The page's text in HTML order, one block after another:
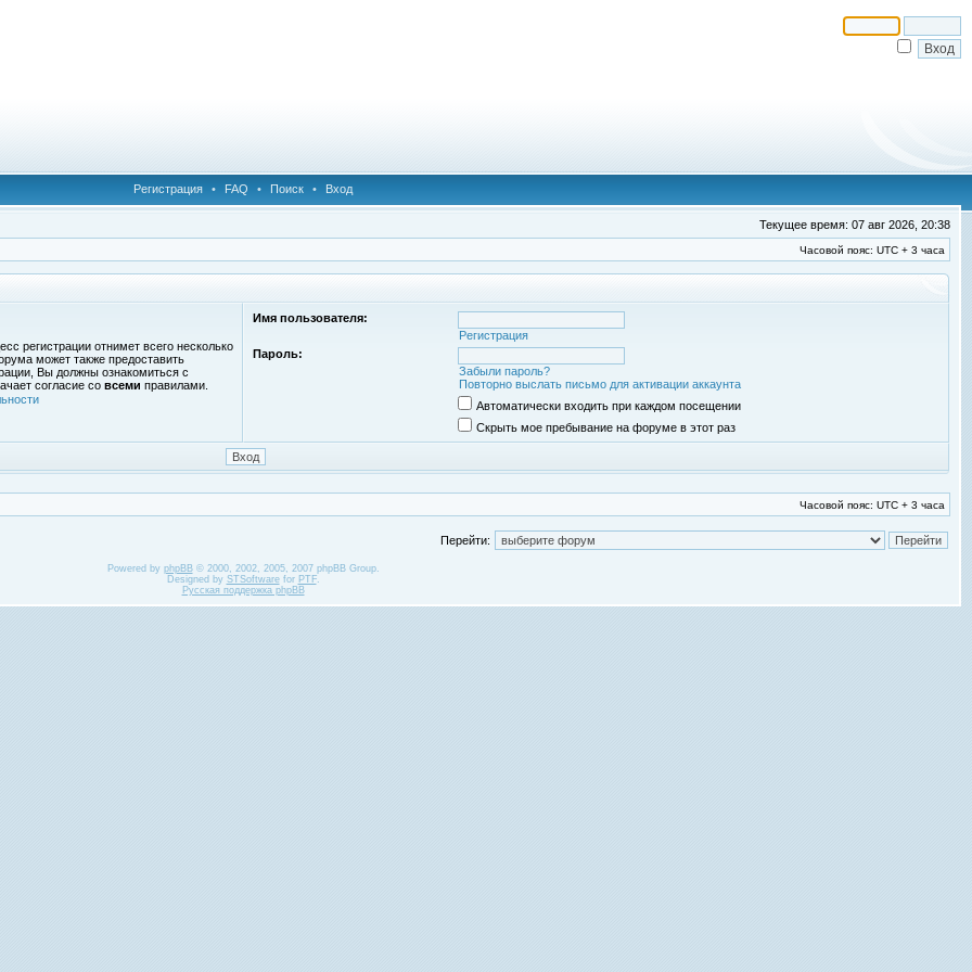
Регистрация • FAQ • Поиск • Вход
Текущее время: 07 авг 2026, 20:38
Часовой пояс: UTC + 3 часа
регистрации отнимет всего несколько
может также предоставить
Вы должны ознакомиться с
согласие со всеми правилами.
Имя пользователя:
Регистрация
Пароль:
Забыли пароль?
Повторно выслать письмо для активации аккаунта
Автоматически входить при каждом посещении
Скрыть мое пребывание на форуме в этот раз
Часовой пояс: UTC + 3 часа
Перейти:
Powered by phpBB© 2000, 2002, 2005, 2007 phpBB Group.
Designed by STSoftwarefor PTF.
Русская поддержка phpBB